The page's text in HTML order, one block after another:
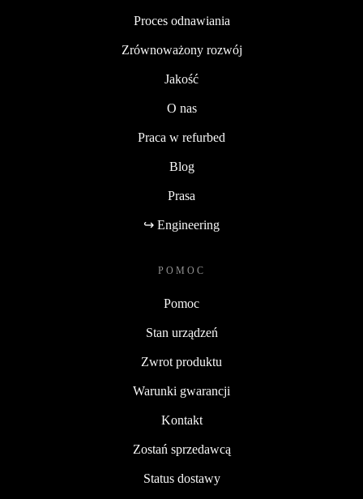
Proces odnawiania
Zrównoważony rozwój
Jakość
O nas
Praca w refurbed
Blog
Prasa
↪ Engineering
POMOC
Pomoc
Stan urządzeń
Zwrot produktu
Warunki gwarancji
Kontakt
Zostań sprzedawcą
Status dostawy